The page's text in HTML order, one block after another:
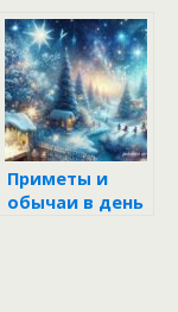
Приметы и
обычаи в день